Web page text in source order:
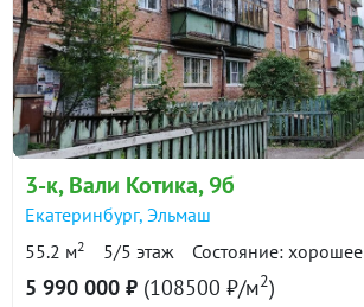
3-к, Вали Котика, 9б
Екатеринбург, Эльмаш
55.2 м2 5/5 этаж Состояние: хорошее
5 990 000 ₽ (108500 ₽/м2)